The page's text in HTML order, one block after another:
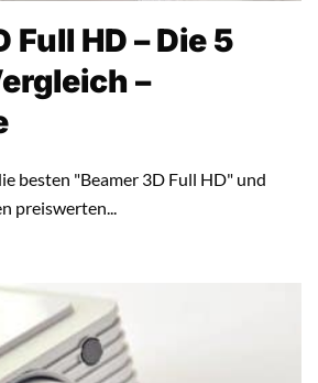
Full HD – Die 5
–
besten "Beamer 3D Full HD" und
preiswerten...